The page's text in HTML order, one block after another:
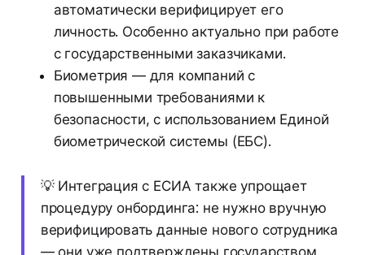
автоматически верифицирует его
личность. Особенно актуально при работе
с государственными заказчиками.
Биометрия — для компаний с
повышенными требованиями к
безопасности, с использованием Единой
биометрической системы (ЕБС).
💡 Интеграция с ЕСИА также упрощает
процедуру онбординга: не нужно вручную
верифицировать данные нового сотрудника